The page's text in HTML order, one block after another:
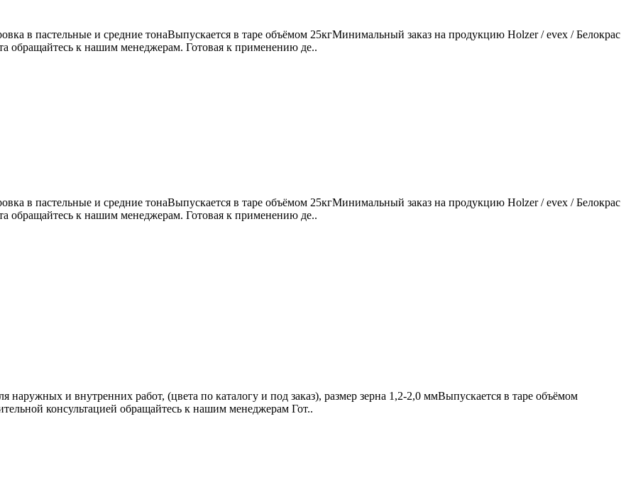
в пастельные и средние тонаВыпускается в таре объёмом 25кгМинимальный заказ на продукцию Holzer / evex / Белокрас
обращайтесь к нашим менеджерам. Готовая к применению де..
в пастельные и средние тонаВыпускается в таре объёмом 25кгМинимальный заказ на продукцию Holzer / evex / Белокрас
обращайтесь к нашим менеджерам. Готовая к применению де..
и внутренних работ, (цвета по каталогу и под заказ), размер зерна 1,2-2,0 ммВыпускается в таре объёмом
консультацией обращайтесь к нашим менеджерам Гот..